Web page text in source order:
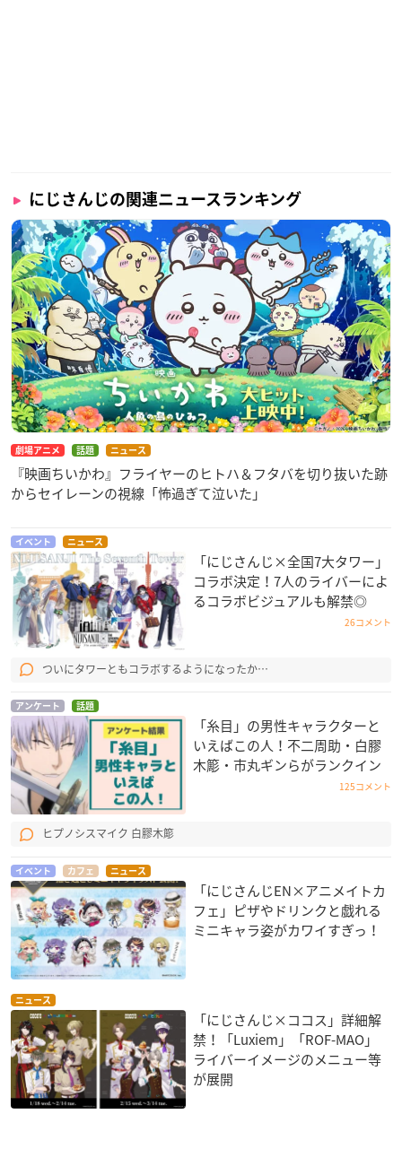
にじさんじの関連ニュースランキング
劇場アニメ 話題 ニュース
『映画ちいかわ』フライヤーのヒトハ＆フタバを切り抜いた跡
からセイレーンの視線「怖過ぎて泣いた」
イベント ニュース
「にじさんじ×全国7大タワー」
コラボ決定！7人のライバーによ
るコラボビジュアルも解禁◎
26コメント
ついにタワーともコラボするようになったか…
アンケート 話題
「糸目」の男性キャラクターと
いえばこの人！不二周助・白膠
木簓・市丸ギンらがランクイン
125コメント
ヒプノシスマイク 白膠木簓
イベント カフェ ニュース
「にじさんじEN×アニメイトカ
フェ」ピザやドリンクと戯れる
ミニキャラ姿がカワイすぎっ！
ニュース
「にじさんじ×ココス」詳細解
禁！「Luxiem」「ROF-MAO」
ライバーイメージのメニュー等
が展開